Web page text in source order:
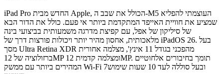
iPad Pro החדש מבית Apple, הכולל את שבב ה-M5 העוצמתי להפליא
שמציע את חוויית האייפד המתקדמת ביותר אי פעם. כולל את הדור הבא
של סיליקון של אפל, עם קפיצת מדרגה משמעותית בביצועי בינה
מלאכותית, אחסון מהיר יותר ויכולות פורצות דרך של iPadOS 26. בעל
מסך Ultra Retina XDR מהפכני בגודל 11 אינץ', מצלמה אחורית
ברזולוציה של 12MP ומצלמה קדמית 12MP. תומך בחיבורים אלחוטיים
המהירים ביותר עם ממשק Wi-Fi 7‏ ובעל סוללה לעד 10 שעות שימוש